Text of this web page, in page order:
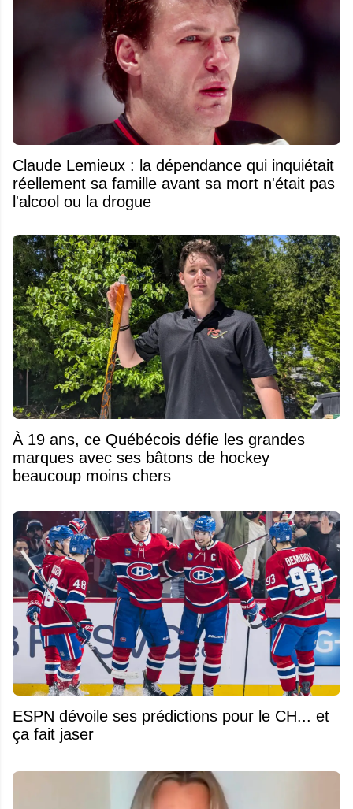
Claude Lemieux : la dépendance qui inquiétait
réellement sa famille avant sa mort n'était pas
l'alcool ou la drogue
À 19 ans, ce Québécois défie les grandes
marques avec ses bâtons de hockey
beaucoup moins chers
ESPN dévoile ses prédictions pour le CH... et
ça fait jaser